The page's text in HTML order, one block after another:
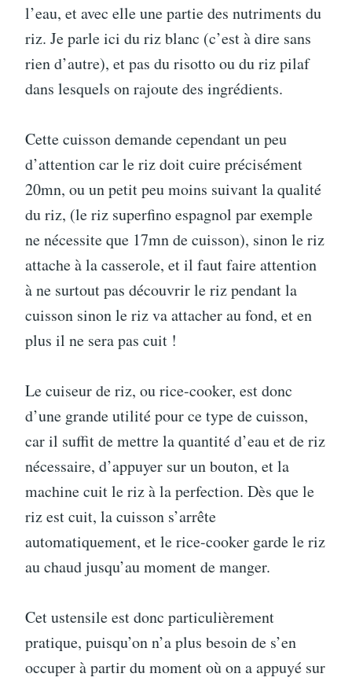
l’eau, et avec elle une partie des nutriments du
riz. Je parle ici du riz blanc (c’est à dire sans
rien d’autre), et pas du risotto ou du riz pilaf
dans lesquels on rajoute des ingrédients.
Cette cuisson demande cependant un peu
d’attention car le riz doit cuire précisément
20mn, ou un petit peu moins suivant la qualité
du riz, (le riz superfino espagnol par exemple
ne nécessite que 17mn de cuisson), sinon le riz
attache à la casserole, et il faut faire attention
à ne surtout pas découvrir le riz pendant la
cuisson sinon le riz va attacher au fond, et en
plus il ne sera pas cuit !
Le cuiseur de riz, ou rice-cooker, est donc
d’une grande utilité pour ce type de cuisson,
car il suffit de mettre la quantité d’eau et de riz
nécessaire, d’appuyer sur un bouton, et la
machine cuit le riz à la perfection. Dès que le
riz est cuit, la cuisson s’arrête
automatiquement, et le rice-cooker garde le riz
au chaud jusqu’au moment de manger.
Cet ustensile est donc particulièrement
pratique, puisqu’on n’a plus besoin de s’en
occuper à partir du moment où on a appuyé sur